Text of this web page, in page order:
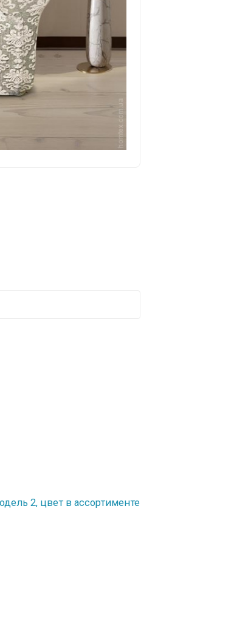
2, цвет в ассортименте